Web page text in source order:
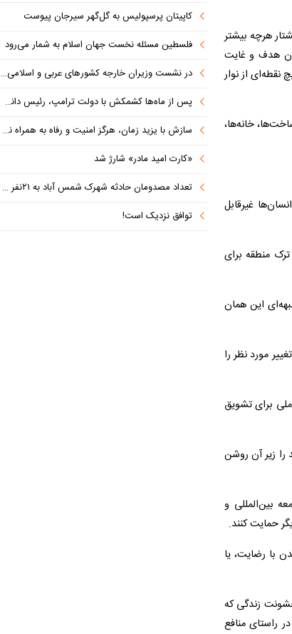
هرچه بیشتر
هدف و غایت
نقطه‌ای از نوار
خانه‌ها،
غیرقابل
منطقه برای
این همان
مورد نظر را
برای تشویق
زیر آن روشن
بین‌المللی و
حمایت کنند.
با رضایت، یا
زندگی که
راستای منافع
کاپیتان پرسپولیس به گل‌گهر سیرجان پیوست
فلسطین مسئله نخست جهان اسلام به شمار می‌رود
در نشست وزیران خارجه کشورهای عربی و اسلامی در امان چه گذشت؟
پس از ماه‌ها کشمکش با دولت ترامپ، رئیس دانشگاه براون کنار می‌رود
سازش با یزید زمان، هرگز امنیت و رفاه به همراه نداشته است
«کارت امید مادر» شارژ شد
تعداد مصدومان حادثه شهرک شمس آباد به ۲۱نفر رسید
توافق نزدیک است!